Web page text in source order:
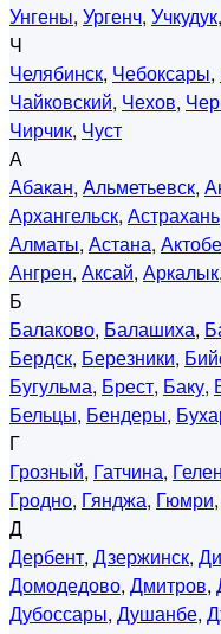
Унгены, Ургенч, Учкудук,
Ч
Челябинск, Чебоксары,
Чайковский, Чехов,
Чирчик, Чуст
А
Абакан, Альметьевск,
Архангельск, Астрахань
Алматы, Астана, Актобе
Ангрен, Аксай, Аркалык,
Б
Балаково, Балашиха,
Бердск, Березники,
Бугульма, Брест, Баку,
Бельцы, Бендеры,
Г
Грозный, Гатчина,
Гродно, Гянджа, Гюмри,
Д
Дербент, Дзержинск,
Домодедово, Дмитров,
Дубоссары, Душанбе,